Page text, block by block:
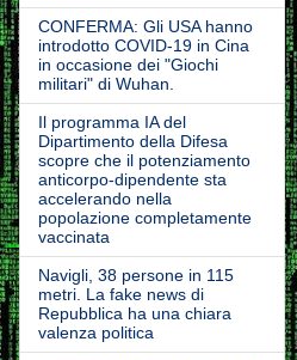
CONFERMA: Gli USA hanno
introdotto COVID-19 in Cina
in occasione dei "Giochi
militari" di Wuhan.
Il programma IA del
Dipartimento della Difesa
scopre che il potenziamento
anticorpo-dipendente sta
accelerando nella
popolazione completamente
vaccinata
Navigli, 38 persone in 115
metri. La fake news di
Repubblica ha una chiara
valenza politica